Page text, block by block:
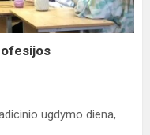
ugdymo diena,